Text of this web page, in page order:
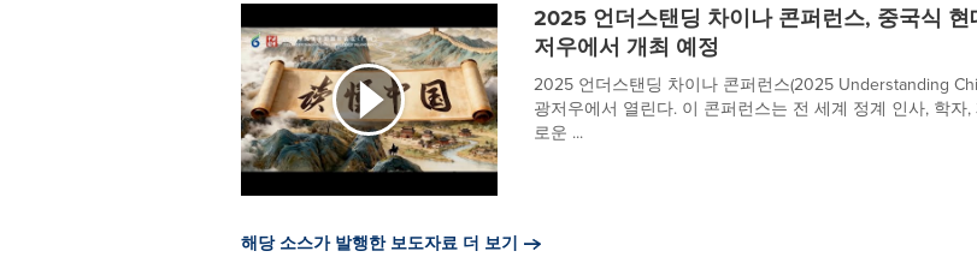
2025 언더스탠딩 차이나 콘퍼런스, 중국식
저우에서 개최 예정
2025 언더스탠딩 차이나 콘퍼런스(2025 Understanding
광저우에서 열린다. 이 콘퍼런스는 전 세계 정계 인사, 학
로운 ...
해당 소스가 발행한 보도자료 더 보기